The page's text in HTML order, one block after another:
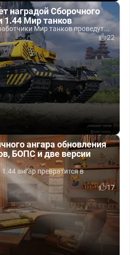
наградой Сборочного
1.44 Мир танков
Мир танков проведут...
22
ангара обновления
БОПС и две версии
ангар превратится в
17